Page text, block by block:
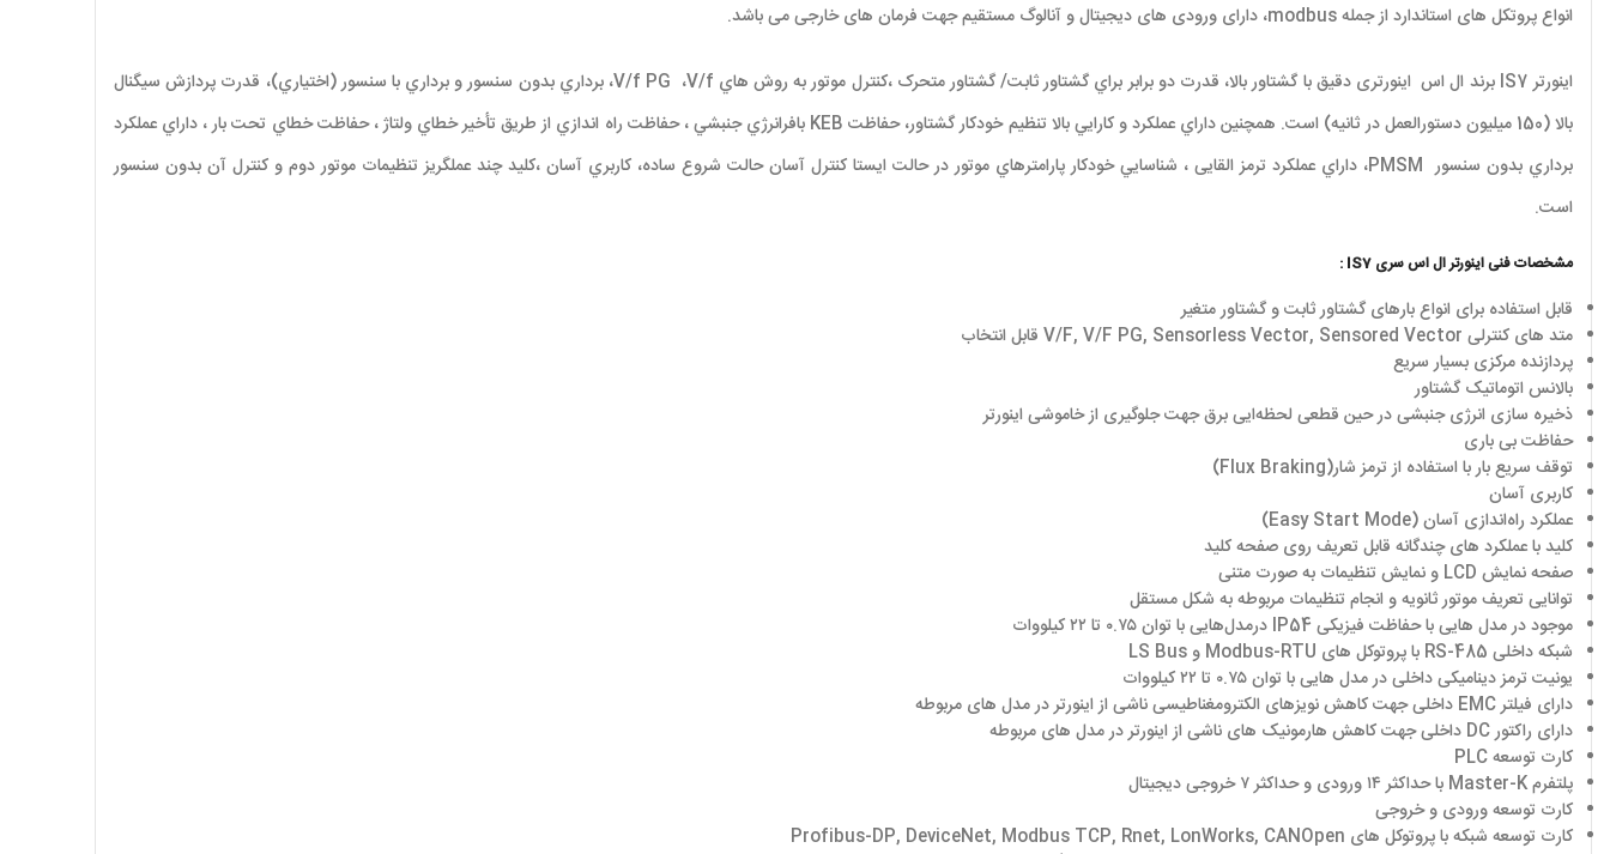
انواع پروتکل های استاندارد از جمله modbus، دارای ورودی های دیجیتال و آنالوگ مستقیم جهت فرمان های خارجی می باشد.
اینورتر IS7 برند ال اس اينورتری دقيق با گشتاور بالا، قدرت دو برابر براي گشتاور ثابت/ گشتاور متحرک ،کنترل موتور به روش هاي V/f، V/f PG، برداري بدون سنسور و برداري با سنسور (اختياري)، قدرت پردازش سيگنال
بالا (150 ميليون دستورالعمل در ثانيه) است. همچنین داراي عملکرد و کارايي بالا تنظيم خودکار گشتاور، حفاظت
KEB بافرانرژي جنبشي ، حفاظت راه اندازي از طريق تأخير خطاي ولتاژ ، حفاظت خطاي تحت بار ، داراي عملکرد
برداري بدون سنسور PMSM، داراي عملکرد ترمز القايی ، شناسايي خودکار پارامترهاي موتور در حالت ايستا کنترل آسان حالت شروع ساده، کاربري آسان ،کليد چند عملگريز تنظيمات موتور دوم و کنترل آن بدون سنسور
است.
مشخصات فنی اینورتر ال اس سری IS7 :
قابل استفاده برای انواع بارهای گشتاور ثابت و گشتاور متغیر
متد های کنترلی V/F, V/F PG, Sensorless Vector, Sensored Vector قابل انتخاب
پردازنده مرکزی بسیار سریع
بالانس اتوماتیک گشتاور
ذخیره سازی انرژی جنبشی در حین قطعی لحظه‌ایی برق جهت جلوگیری از خاموشی اینورتر
حفاظت بی‌ باری
توقف سریع بار با استفاده از ترمز شار(Flux Braking)
کاربری آسان
عملکرد راه‌اندازی آسان(Easy Start Mode)
کلید با عملکرد های چندگانه قابل تعریف روی صفحه کلید
صفحه نمایش LCD و نمایش تنظیمات به صورت متنی
توانایی تعریف موتور ثانویه و انجام تنظیمات مربوطه به شکل مستقل
موجود در مدل‌ هایی با حفاظت فیزیکی IP54 درمدل‌هایی با توان ۰.۷۵ تا ۲۲ کیلووات
شبکه داخلی RS-485 با پروتوکل‌ های Modbus-RTU وLS Bus
یونیت ترمز دینامیکی داخلی در مدل‌ هایی با توان ۰.۷۵ تا ۲۲ کیلووات
دارای فیلترEMC داخلی جهت کاهش نویزهای الکترومغناطیسی ناشی از اینورتر در مدل‌ های مربوطه
دارای راکتورDC داخلی جهت کاهش هارمونیک‌ های ناشی از اینورتر در مدل‌ های مربوطه
کارت توسعهPLC
پلتفرمMaster-K با حداکثر ۱۴ ورودی و حداکثر ۷ خروجی دیجیتال
کارت توسعه ورودی و خروجی
کارت توسعه شبکه با پروتوکل‌ های Profibus-DP, DeviceNet, Modbus TCP, Rnet, LonWorks, CANOpen